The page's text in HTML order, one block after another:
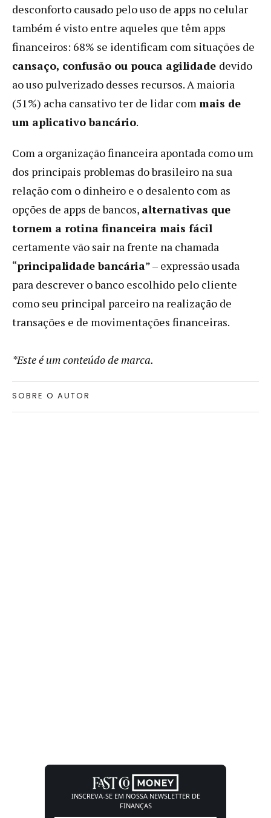
desconforto causado pelo uso de apps no celular
também é visto entre aqueles que têm apps
financeiros: 68% se identificam com situações de
cansaço, confusão ou pouca agilidade devido
ao uso pulverizado desses recursos. A maioria
(51%) acha cansativo ter de lidar commais de
um aplicativo bancário.
Com a organização financeira apontada como um
dos principais problemas do brasileiro na sua
relação com o dinheiro e o desalento com as
opções de apps de bancos, alternativas que
tornem a rotina financeira mais fácil
certamente vão sair na frente na chamada
“principalidade bancária” – expressão usada
para descrever o banco escolhido pelo cliente
como seu principal parceiro na realização de
transações e de movimentações financeiras.
*Este é um conteúdo de marca.
SOBRE O AUTOR
INSCREVA-SE EM NOSSA NEWSLETTER DE
FINANÇAS